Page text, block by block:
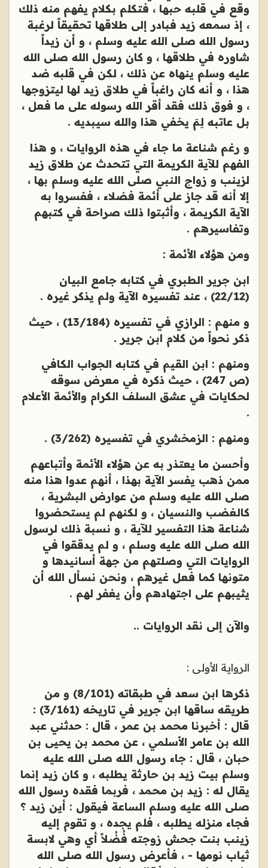
وقع في قلبه حبها ، فتكلم بكلام يفهم منه ذلك
، إذ سمعه زيد فبادر إلى طلاقها تحقيقاً لرغبة
رسول الله صلى الله عليه وسلم ، و أن زيداً
شاوره في طلاقها ، و كان رسول الله صلى الله
عليه وسلم ينهاه عن ذلك ، لكن في قلبه ضد
هذا ، و أنه كان راغباً في طلاق زيد لها ليتزوجها
، و فوق ذلك فقد أقر الله رسوله على ما فعل ،
بل عاتبه لِمَ يخفي هذا والله سيبديه .
و رغم شناعة ما جاء في هذه الروايات ، و هذا
الفهم للآية الكريمة التي تتحدث عن طلاق زيد
لزينب و زواج النبي صلى الله عليه وسلم بها ،
إلا أنه قد جاز على أئمة فضلاء ، ففسروا به
الآية الكريمة ، وأثبتوا ذلك صراحة في كتبهم
وتفاسيرهم .
ومن هؤلاء الأئمة :
ابن جرير الطبري في كتابه جامع البيان
(22/12) ، عند تفسيره الآية ولم يذكر غيره .
و منهم : الرازي في تفسيره (13/184) ، حيث
ذكر نحواً من كلام ابن جرير .
ومنهم : ابن القيم في كتابه الجواب الكافي
(ص 247) ، حيث ذكره في معرض سوقه
لحكايات في عشق السلف الكرام والأئمة الأعلام
.
ومنهم : الزمخشري في تفسيره (3/262) .
وأحسن ما يعتذر به عن هؤلاء الأئمة وأتباعهم
ممن ذهب يفسر الآية بهذا ، أنهم عدوا هذا منه
صلى الله عليه وسلم من عوارض البشرية ،
كالغضب والنسيان ، و لكنهم لم يستحضروا
شناعة هذا التفسير للآية ، و نسبة ذلك لرسول
الله صلى الله عليه وسلم ، و لم يدققوا في
الروايات التي وصلتهم من جهة أسانيدها و
متونها كما فعل غيرهم ، ونحن نسأل الله أن
يثيبهم على اجتهادهم وأن يغفر لهم .
والآن إلى نقد الروايات ..
الرواية الأولى :
ذكرها ابن سعد في طبقاته (8/101) و من
طريقه ساقها ابن جرير في تاريخه (3/161) :
قال : أخبرنا محمد بن عمر ، قال : حدثني عبد
الله بن عامر الأسلمي ، عن محمد بن يحيى بن
حبان ، قال : جاء رسول الله صلى الله عليه
وسلم بيت زيد بن حارثة يطلبه ، و كان زيد إنما
يقال له : زيد بن محمد ، فربما فقده رسول الله
صلى الله عليه وسلم الساعة فيقول : أين زيد ؟
فجاء منزله يطلبه ، فلم يجده ، و تقوم إليه
زينب بنت جحش زوجته فُضُلاً أي وهي لابسة
ثياب نومها - ، فأعرض رسول الله صلى الله